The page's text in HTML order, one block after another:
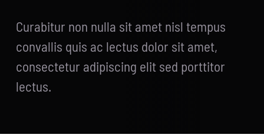
Curabitur non nulla sit amet nisl tempus
convallis quis ac lectus dolor sit amet,
consectetur adipiscing elit sed porttitor
lectus.